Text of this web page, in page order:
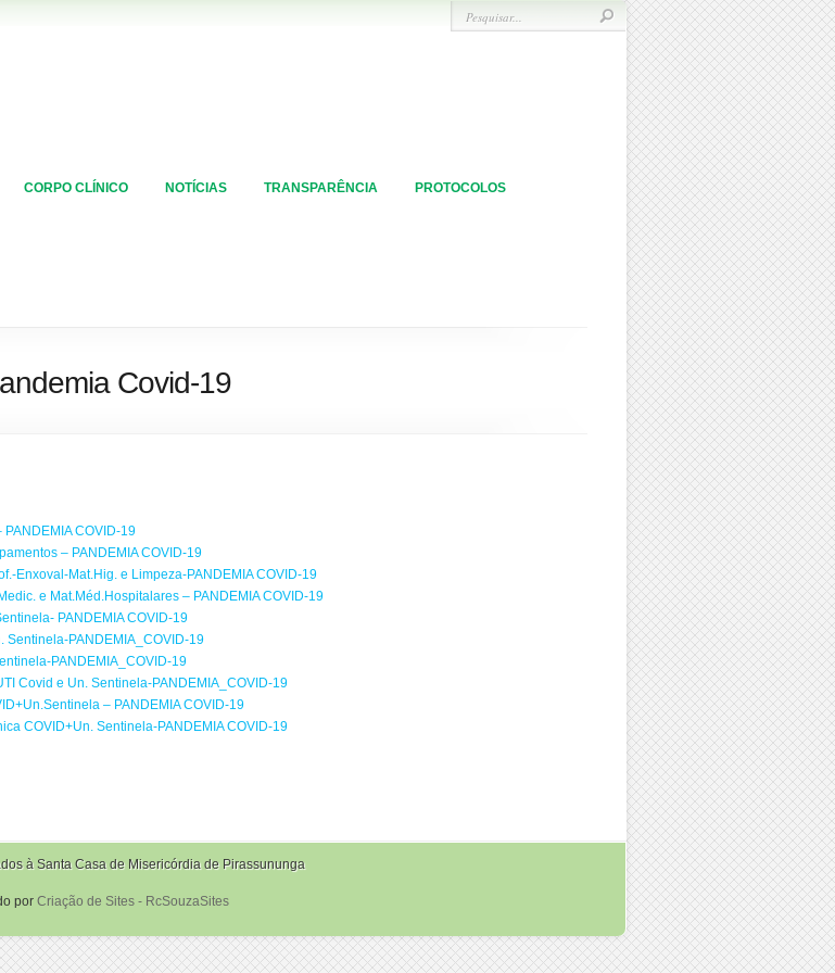
CORPO CLÍNICO NOTÍCIAS TRANSPARÊNCIA PROTOCOLOS
Covid-19
COVID-19
– PANDEMIA COVID-19
Enxoval-Mat.Hig. e Limpeza-PANDEMIA COVID-19
e Mat.Méd.Hospitalares – PANDEMIA COVID-19
PANDEMIA COVID-19
Sentinela-PANDEMIA_COVID-19
PANDEMIA_COVID-19
Covid e Un. Sentinela-PANDEMIA_COVID-19
– PANDEMIA COVID-19
COVID+Un. Sentinela-PANDEMIA COVID-19
à Santa Casa de Misericórdia de Pirassununga
por Criação de Sites - RcSouzaSites